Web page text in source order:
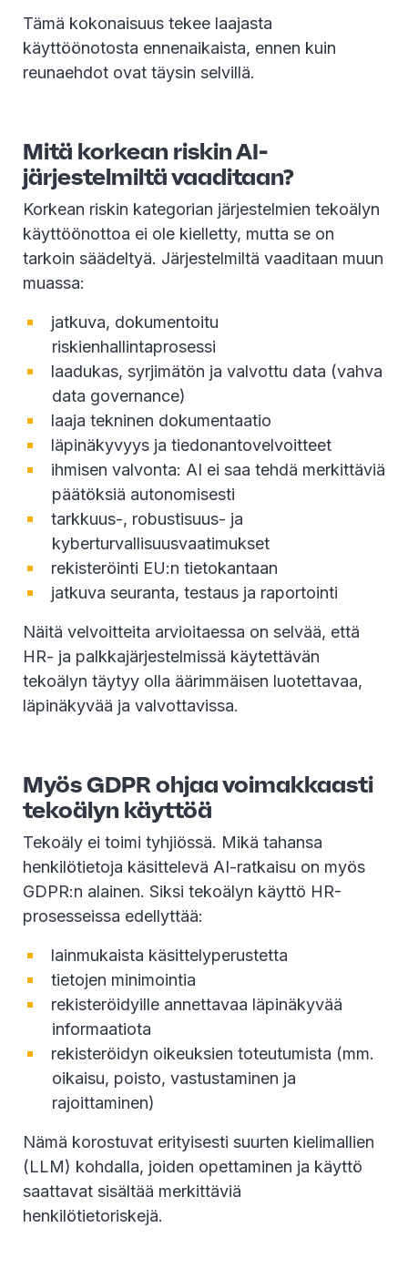
Tämä kokonaisuus tekee laajasta
käyttöönotosta ennenaikaista, ennen kuin
reunaehdot ovat täysin selvillä.
Mitä korkean riskin AI-
järjestelmiltä vaaditaan?
Korkean riskin kategorian järjestelmien tekoälyn
käyttöönottoa ei ole kielletty, mutta se on
tarkoin säädeltyä. Järjestelmiltä vaaditaan muun
muassa:
jatkuva, dokumentoitu
riskienhallintaprosessi
laadukas, syrjimätön ja valvottu data (vahva
data governance)
laaja tekninen dokumentaatio
läpinäkyvyys ja tiedonantovelvoitteet
ihmisen valvonta: AI ei saa tehdä merkittäviä
päätöksiä autonomisesti
tarkkuus-, robustisuus- ja
kyberturvallisuusvaatimukset
rekisteröinti EU:n tietokantaan
jatkuva seuranta, testaus ja raportointi
Näitä velvoitteita arvioitaessa on selvää, että
HR- ja palkkajärjestelmissä käytettävän
tekoälyn täytyy olla äärimmäisen luotettavaa,
läpinäkyvää ja valvottavissa.
Myös GDPR ohjaa voimakkaasti
tekoälyn käyttöä
Tekoäly ei toimi tyhjiössä. Mikä tahansa
henkilötietoja käsittelevä AI-ratkaisu on myös
GDPR:n alainen. Siksi tekoälyn käyttö HR-
prosesseissa edellyttää:
lainmukaista käsittelyperustetta
tietojen minimointia
rekisteröidyille annettavaa läpinäkyvää
informaatiota
rekisteröidyn oikeuksien toteutumista (mm.
oikaisu, poisto, vastustaminen ja
rajoittaminen)
Nämä korostuvat erityisesti suurten kielimallien
(LLM) kohdalla, joiden opettaminen ja käyttö
saattavat sisältää merkittäviä
henkilötietoriskejä.